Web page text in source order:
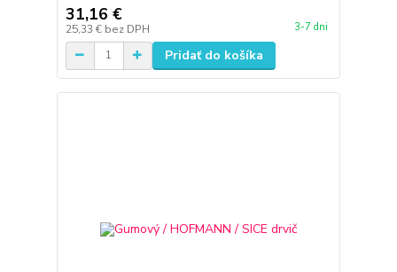
31,16 €
25,33 € bez DPH 3-7 dni
Pridať do košíka